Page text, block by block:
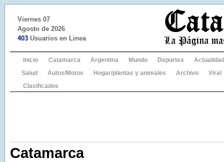
Viernes 07
Agosto de 2026
403 Usuarios en Linea
Inicio Catamarca Argentina Mundo Deportes
Actualidad
Salud
Autos/Motos Hogar/plantas y animales Archivo
Viral
Clasificados
Catamarca